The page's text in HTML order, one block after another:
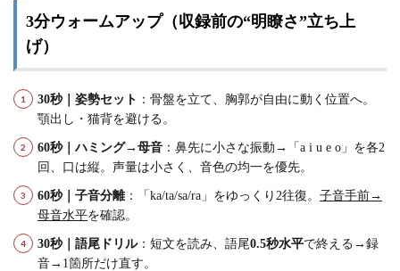
3分ウォームアップ（収録前の“明瞭さ”立ち上
げ）
30秒｜姿勢セット ：骨盤を立て、胸郭が自由に動く位置へ。
顎出し・猫背を避ける。
60秒｜ハミング→母音 ：鼻先に小さな振動→「a i u e o」を各2
回、口は縦。声量は小さく、音色の均一を優先。
60秒｜子音分離：「ka/ta/sa/ra」をゆっくり2往復。 子音手前→
母音水平を確認。
30秒｜語尾ドリル：短文を読み、語尾0.5秒水平で終える→録
音→1箇所だけ直す。